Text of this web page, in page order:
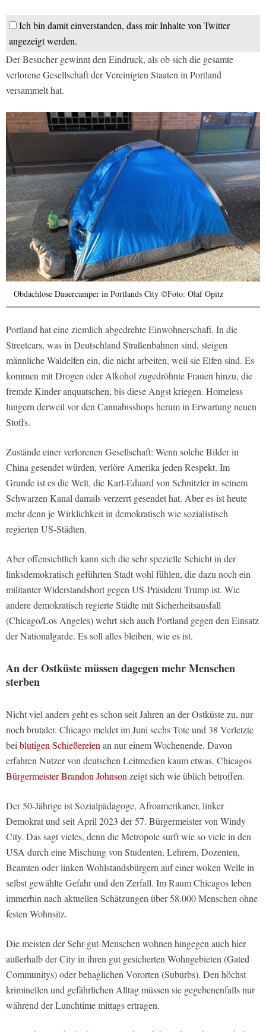
Ich bin damit einverstanden, dass mir Inhalte von Twitter
angezeigt werden.
Der Besucher gewinnt den Eindruck, als ob sich die gesamte
verlorene Gesellschaft der Vereinigten Staaten in Portland
versammelt hat.
Obdachlose Dauercamper in Portlands City ©Foto: Olaf Opitz
Portland hat eine ziemlich abgedrehte Einwohnerschaft. In die
Streetcars, was in Deutschland Straßenbahnen sind, steigen
männliche Waldelfen ein, die nicht arbeiten, weil sie Elfen sind. Es
kommen mit Drogen oder Alkohol zugedröhnte Frauen hinzu, die
fremde Kinder anquatschen, bis diese Angst kriegen. Homeless
lungern derweil vor den Cannabisshops herum in Erwartung neuen
Stoffs.
Zustände einer verlorenen Gesellschaft: Wenn solche Bilder in
China gesendet würden, verlöre Amerika jeden Respekt. Im
Grunde ist es die Welt, die Karl-Eduard von Schnitzler in seinem
Schwarzen Kanal damals verzerrt gesendet hat. Aber es ist heute
mehr denn je Wirklichkeit in demokratisch wie sozialistisch
regierten US-Städten.
Aber offensichtlich kann sich die sehr spezielle Schicht in der
linksdemokratisch geführten Stadt wohl fühlen, die dazu noch ein
militanter Widerstandshort gegen US-Präsident Trump ist. Wie
andere demokratisch regierte Städte mit Sicherheitsausfall
(Chicago/Los Angeles) wehrt sich auch Portland gegen den Einsatz
der Nationalgarde. Es soll alles bleiben, wie es ist.
An der Ostküste müssen dagegen mehr Menschen
sterben
Nicht viel anders geht es schon seit Jahren an der Ostküste zu, nur
noch brutaler. Chicago meldet im Juni sechs Tote und 38 Verletzte
bei blutigen Schießereien an nur einem Wochenende. Davon
erfahren Nutzer von deutschen Leitmedien kaum etwas. Chicagos
Bürgermeister Brandon Johnson zeigt sich wie üblich betroffen.
Der 50-Jährige ist Sozialpädagoge, Afroamerikaner, linker
Demokrat und seit April 2023 der 57. Bürgermeister von Windy
City. Das sagt vieles, denn die Metropole surft wie so viele in den
USA durch eine Mischung von Studenten, Lehrern, Dozenten,
Beamten oder linken Wohlstandsbürgern auf einer woken Welle in
selbst gewählte Gefahr und den Zerfall. Im Raum Chicagos leben
immerhin nach aktuellen Schätzungen über 58.000 Menschen ohne
festen Wohnsitz.
Die meisten der Sehr-gut-Menschen wohnen hingegen auch hier
außerhalb der City in ihren gut gesicherten Wohngebieten (Gated
Communitys) oder behaglichen Vororten (Suburbs). Den höchst
kriminellen und gefährlichen Alltag müssen sie gegebenenfalls nur
während der Lunchtime mittags ertragen.